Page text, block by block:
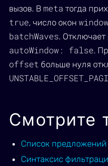
вызов. В meta тогда
true, число окон
batchWaves.
autoWindow: false.
offset больше нуля
Смотрите
Список предложений
Синтаксис